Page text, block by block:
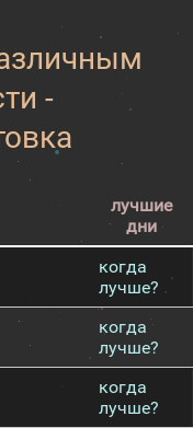
-
лучшие
дни
когда
лучше?
когда
лучше?
когда
лучше?